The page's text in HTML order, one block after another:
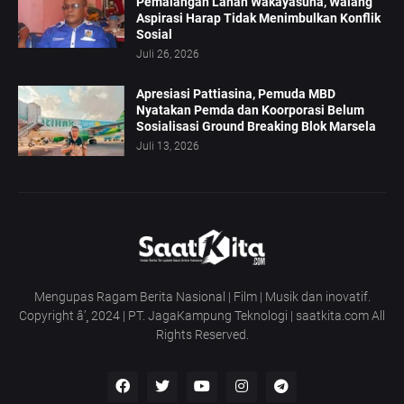
Aspirasi Harap Tidak Menimbulkan Konflik
Sosial
Juli 26, 2026
Apresiasi Pattiasina, Pemuda MBD
Nyatakan Pemda dan Koorporasi Belum
Sosialisasi Ground Breaking Blok Marsela
Juli 13, 2026
Mengupas Ragam Berita Nasional | Film | Musik dan inovatif.
Copyright â’¸ 2024 | PT. JagaKampung Teknologi | saatkita.com All
Rights Reserved.